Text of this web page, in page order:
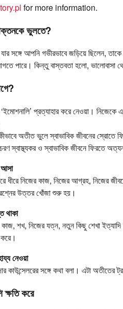
for more information.
ভুলতে?
যার সঙ্গে আপনি গভীরভাবে জড়িয়ে ছিলেন,
পারে। কিন্তু বাস্তবতা হলো,
‘ইমোশনালি’ প্রত্যাহার করে নেওয়া।
অতীত ভুলে স্বাভাবিক জীবনের
স্বাস্থ্যকর ও স্বাভাবিক জীবনে ফিরতে
আসা
ধীরে নিজের কাজ, নিজের আগ্রহ, নিজের
উত্তর খোঁজা শুরু হয়।
থাকা
কাজ, শখ, নিজের যত্ন, নতুন কিছু শেখা
নেওয়া
কাউন্সেলরের সঙ্গে কথা বলা। এটা
ক্ষতি করে